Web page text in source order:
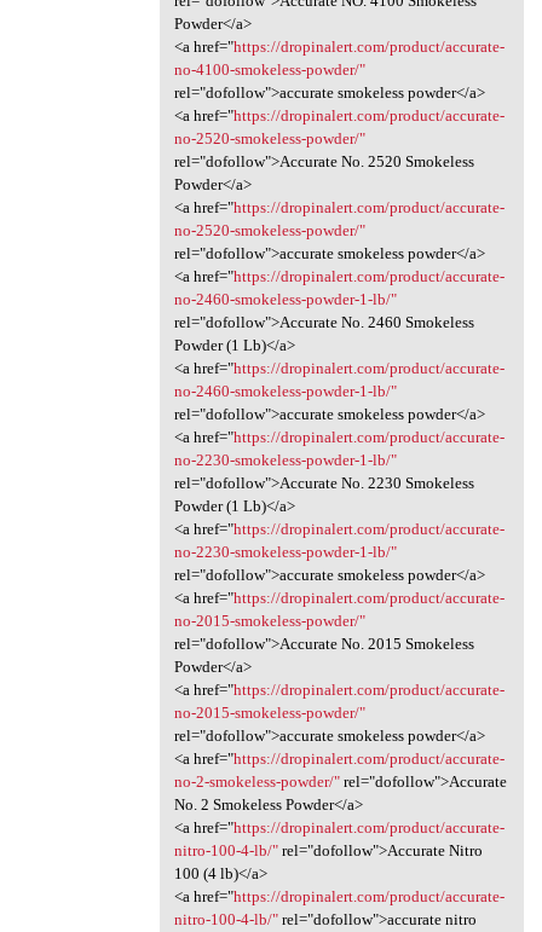
Powder</a>
<a href="https://dropinalert.com/product/accurate-
no-4100-smokeless-powder/"
rel="dofollow">accurate smokeless powder</a>
<a href="https://dropinalert.com/product/accurate-
no-2520-smokeless-powder/"
rel="dofollow">Accurate No. 2520 Smokeless
Powder</a>
<a href="https://dropinalert.com/product/accurate-
no-2520-smokeless-powder/"
rel="dofollow">accurate smokeless powder</a>
<a href="https://dropinalert.com/product/accurate-
no-2460-smokeless-powder-1-lb/"
rel="dofollow">Accurate No. 2460 Smokeless
Powder (1 Lb)</a>
<a href="https://dropinalert.com/product/accurate-
no-2460-smokeless-powder-1-lb/"
rel="dofollow">accurate smokeless powder</a>
<a href="https://dropinalert.com/product/accurate-
no-2230-smokeless-powder-1-lb/"
rel="dofollow">Accurate No. 2230 Smokeless
Powder (1 Lb)</a>
<a href="https://dropinalert.com/product/accurate-
no-2230-smokeless-powder-1-lb/"
rel="dofollow">accurate smokeless powder</a>
<a href="https://dropinalert.com/product/accurate-
no-2015-smokeless-powder/"
rel="dofollow">Accurate No. 2015 Smokeless
Powder</a>
<a href="https://dropinalert.com/product/accurate-
no-2015-smokeless-powder/"
rel="dofollow">accurate smokeless powder</a>
<a href="https://dropinalert.com/product/accurate-
no-2-smokeless-powder/"rel="dofollow">Accurate
No. 2 Smokeless Powder</a>
<a href="https://dropinalert.com/product/accurate-
nitro-100-4-lb/"rel="dofollow">Accurate Nitro
100 (4 lb)</a>
<a href="https://dropinalert.com/product/accurate-
nitro-100-4-lb/"rel="dofollow">accurate nitro